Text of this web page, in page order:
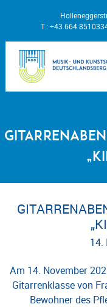
T.: +43 664
14.
Am 14. November
Gitarrenklasse von
Bewohner des